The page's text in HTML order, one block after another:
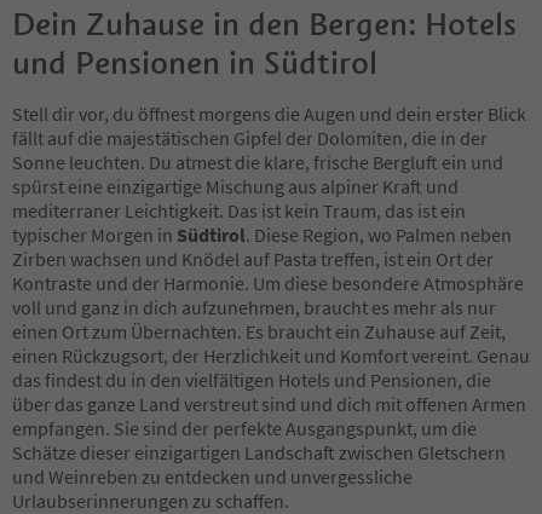
8
9
10
12
13
14
15
16
17
18
19
20
21
22
23
24
25
26
27
28
Dein Zuhause in den Bergen: Hotels
und Pensionen in Südtirol
Stell dir vor, du öffnest morgens die Augen und dein erster Blick
fällt auf die majestätischen Gipfel der Dolomiten, die in der
Sonne leuchten. Du atmest die klare, frische Bergluft ein und
spürst eine einzigartige Mischung aus alpiner Kraft und
mediterraner Leichtigkeit. Das ist kein Traum, das ist ein
typischer Morgen in Südtirol. Diese Region, wo Palmen neben
Zirben wachsen und Knödel auf Pasta treffen, ist ein Ort der
Kontraste und der Harmonie. Um diese besondere Atmosphäre
voll und ganz in dich aufzunehmen, braucht es mehr als nur
einen Ort zum Übernachten. Es braucht ein Zuhause auf Zeit,
einen Rückzugsort, der Herzlichkeit und Komfort vereint. Genau
das findest du in den vielfältigen Hotels und Pensionen, die
über das ganze Land verstreut sind und dich mit offenen Armen
empfangen. Sie sind der perfekte Ausgangspunkt, um die
Schätze dieser einzigartigen Landschaft zwischen Gletschern
und Weinreben zu entdecken und unvergessliche
Urlaubserinnerungen zu schaffen.